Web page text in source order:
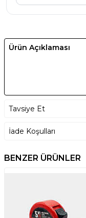
Ürün Açıklaması
Tavsiye Et
İade Koşulları
BENZER ÜRÜNLER